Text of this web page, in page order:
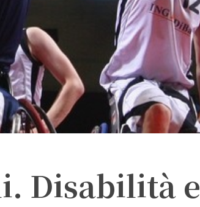
Disabilità e